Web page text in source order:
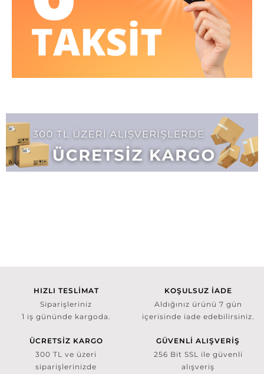
HIZLI TESLİMAT
Siparişleriniz
1 iş gününde kargoda.
KOŞULSUZ İADE
Aldığınız ürünü 7 gün
içerisinde iade edebilirsiniz.
ÜCRETSİZ KARGO
300 TL ve üzeri
siparişlerinizde
GÜVENLİ ALIŞVERİŞ
256 Bit SSL ile güvenli
alışveriş